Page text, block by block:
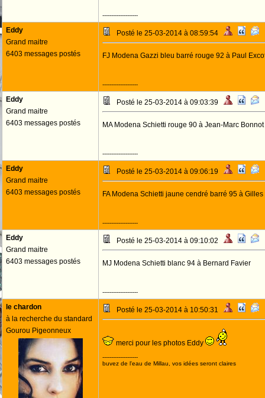
--------------------
Eddy
Grand maitre
6403 messages postés
Posté le 25-03-2014 à 08:59:54
FJ Modena Gazzi bleu barré rouge 92 à Paul
--------------------
Eddy
Grand maitre
6403 messages postés
Posté le 25-03-2014 à 09:03:39
MA Modena Schietti rouge 90 à Jean-Marc Bonnot
--------------------
Eddy
Grand maitre
6403 messages postés
Posté le 25-03-2014 à 09:06:19
FA Modena Schietti jaune cendré barré 95 à
--------------------
Eddy
Grand maitre
6403 messages postés
Posté le 25-03-2014 à 09:10:02
MJ Modena Schietti blanc 94 à Bernard Favier
--------------------
le chardon
à la recherche du standard
Gourou Pigeonneux
Posté le 25-03-2014 à 10:50:31
merci pour les photos Eddy
--------------------
buvez de l'eau de Millau, vos idées seront claires